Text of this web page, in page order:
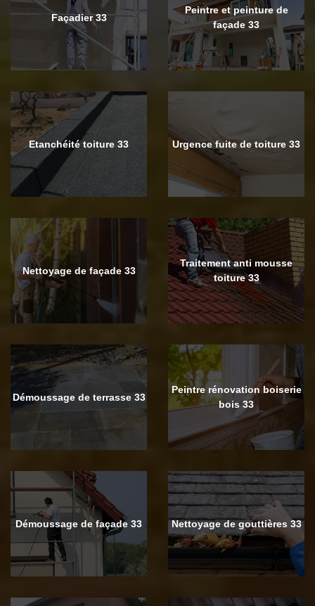
Façadier 33
Peintre et peinture de
façade 33
Etanchéité toiture 33 Urgence fuite de toiture 33
Nettoyage de façade 33
Traitement anti mousse
toiture 33
Démoussage de terrasse 33
Peintre rénovation boiserie
bois 33
Démoussage de façade 33 Nettoyage de gouttières 33